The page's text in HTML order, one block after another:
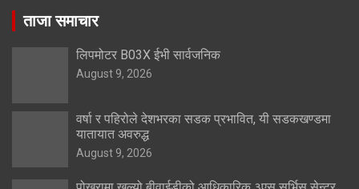
ताजा समाचार
लिपमोटर B03X ईभी सार्वजनिक
August 9, 2026
वर्षा र पहिरोले देशभरका सडक प्रभावित, यी सडकखण्डमा
यातायात अवरुद्ध
August 9, 2026